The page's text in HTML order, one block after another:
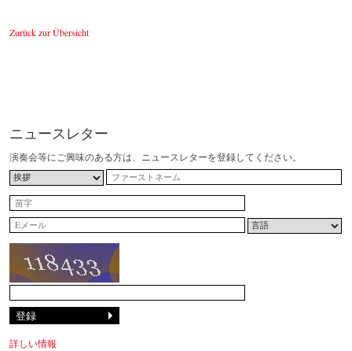
Zurück zur Übersicht
ニュースレター
演奏会等にご興味のある方は、ニュースレターを登録してください。
詳しい情報